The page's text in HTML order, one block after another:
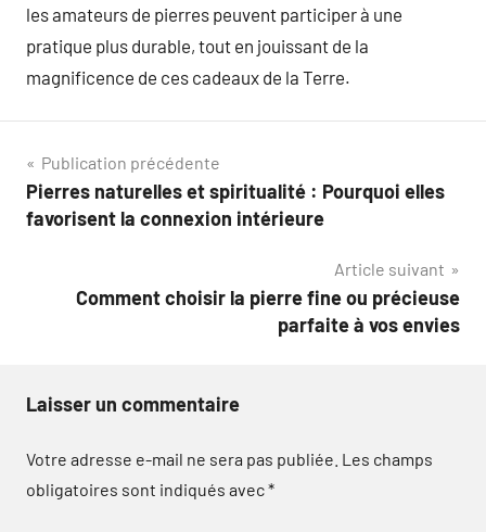
les amateurs de pierres peuvent participer à une
pratique plus durable, tout en jouissant de la
magnificence de ces cadeaux de la Terre.
Navigation
de
Publication précédente
Pierres naturelles et spiritualité : Pourquoi elles
favorisent la connexion intérieure
Article suivant
Comment choisir la pierre fine ou précieuse
parfaite à vos envies
Laisser un commentaire
Votre adresse e-mail ne sera pas publiée. Les champs
obligatoires sont indiqués avec*